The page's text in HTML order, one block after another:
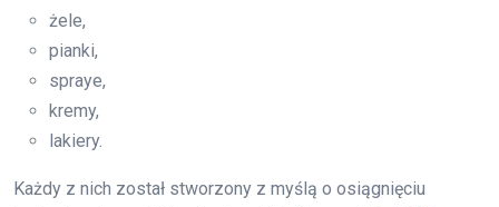
żele,
pianki,
spraye,
kremy,
lakiery.
Każdy z nich został stworzony z myślą o osiągnięciu